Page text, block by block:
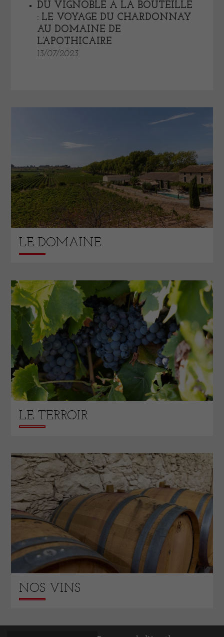
DU VIGNOBLE À LA BOUTEILLE
: LE VOYAGE DU CHARDONNAY
AU DOMAINE DE
L’APOTHICAIRE
13/07/2023
LE DOMAINE
LE TERROIR
NOS VINS